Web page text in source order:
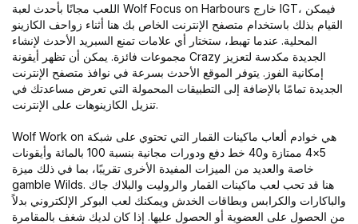
اللعب مجانًا بأحدث لعبة Wolf Focus on Harbours خارج IGT، فيمكن
القيام بذلك باستخدام متصفح الإنترنت الخاص بك هنا أثناء زواحف الكازينو
المحلية. عندما تهبط، ستختار أي علامات تمنع السبريد الأحدث لإنشاء
مجموعات فائزة. يمكن أن تظهر أيقونة Crazy الجديدة مكدسة لتعزيز
إمكانية الفوز. يتوفر الموقع الأحدث بسرعة في نوافذ متصفح الإنترنت
الجديدة تمامًا بالإضافة إلى التطبيقات المحمولة التي تعرض مساعدتك في
تنزيل الكازينوهات على الإنترنت.
Wolf Work on هي خوادم ألعاب ماكينات القمار التي تحتوي على شبكة
5×4 ممتازة و40 خط دفع ودورات مجانية بنسبة 100 بالمائة وأيقونات
خاصة والعديد من الميزات المفيدة الأخرى تقريبًا، بما في ذلك ميزة
gamble Wilds. هنا قد تحب لعب ماكينات القمار والروليت والبلاك جاك
والباكارات والكرابس وبطاقات الخدش ويمكنك لعب البوكر الإلكتروني بدلاً
من الحصول على العضوية أو الحصول عليها. إذا كان لديك شغف بالمقامرة